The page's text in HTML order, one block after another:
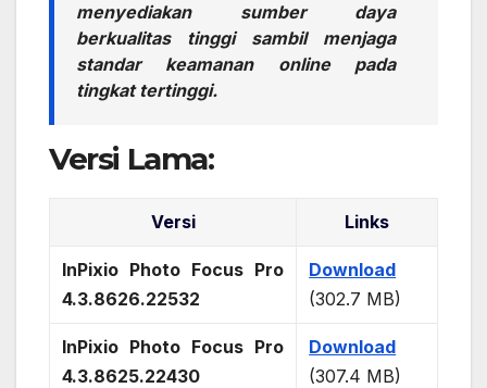
menyediakan sumber daya
berkualitas tinggi sambil menjaga
standar keamanan online pada
tingkat tertinggi.
Versi Lama:
Versi Links
InPixio Photo Focus Pro
4.3.8626.22532
Download
(302.7 MB)
InPixio Photo Focus Pro
4.3.8625.22430
Download
(307.4 MB)